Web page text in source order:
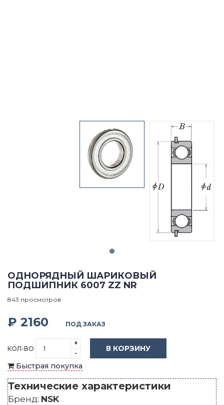
ОДНОРЯДНЫЙ ШАРИКОВЫЙ
ПОДШИПНИК 6007 ZZ NR
843 просмотров
₽ 2160 ПОД ЗАКАЗ
КОЛ-ВО
+
-
В КОРЗИНУ
Быстрая покупка
Технические характеристики
Бренд: NSK